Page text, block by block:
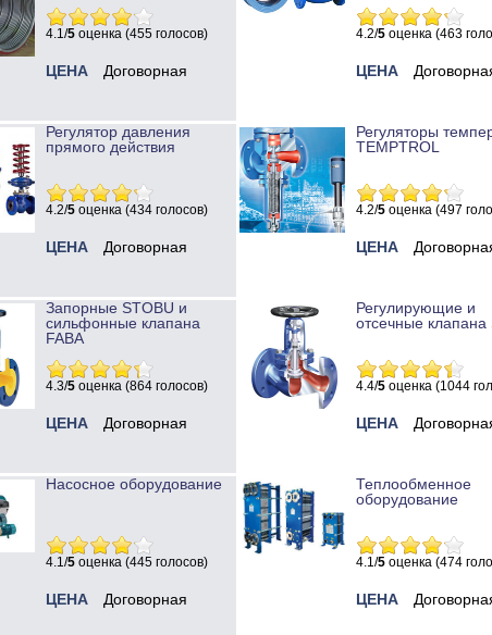
4.1/5 оценка (455 голосов)
ЦЕНА Договорная
4.2/5 оценка (463
ЦЕНА
Регулятор давления
прямого действия
4.2/5 оценка (434 голосов)
ЦЕНА Договорная
Регуляторы
TEMPTROL
4.2/5 оценка (497
ЦЕНА
Запорные STOBU и
сильфонные клапана
FABA
4.3/5 оценка (864 голосов)
ЦЕНА Договорная
Регулирующие и
отсечные клапана
4.4/5 оценка (1044
ЦЕНА
Насосное оборудование
4.1/5 оценка (445 голосов)
ЦЕНА Договорная
Теплообменное
оборудование
4.1/5 оценка (474
ЦЕНА